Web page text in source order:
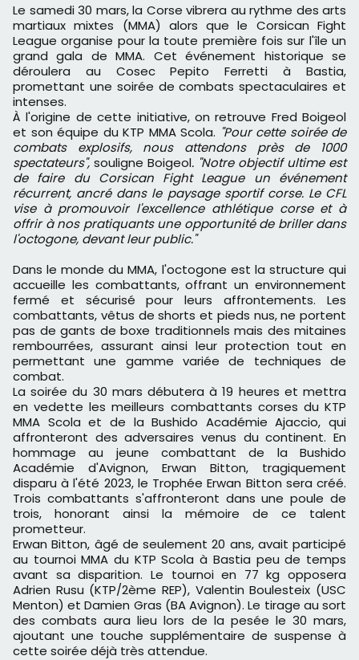
Le samedi 30 mars, la Corse vibrera au rythme des arts
martiaux mixtes (MMA) alors que le Corsican Fight
League organise pour la toute première fois sur l'île un
grand gala de MMA. Cet événement historique se
déroulera au Cosec Pepito Ferretti à Bastia,
promettant une soirée de combats spectaculaires et
intenses.
À l'origine de cette initiative, on retrouve Fred Boigeol
et son équipe du KTP MMA Scola. "Pour cette soirée de
combats explosifs, nous attendons près de 1000
spectateurs", souligne Boigeol. "Notre objectif ultime est
de faire du Corsican Fight League un événement
récurrent, ancré dans le paysage sportif corse. Le CFL
vise à promouvoir l'excellence athlétique corse et à
offrir à nos pratiquants une opportunité de briller dans
l'octogone, devant leur public."
Dans le monde du MMA, l'octogone est la structure qui
accueille les combattants, offrant un environnement
fermé et sécurisé pour leurs affrontements. Les
combattants, vêtus de shorts et pieds nus, ne portent
pas de gants de boxe traditionnels mais des mitaines
rembourrées, assurant ainsi leur protection tout en
permettant une gamme variée de techniques de
combat.
La soirée du 30 mars débutera à 19 heures et mettra
en vedette les meilleurs combattants corses du KTP
MMA Scola et de la Bushido Académie Ajaccio, qui
affronteront des adversaires venus du continent. En
hommage au jeune combattant de la Bushido
Académie d'Avignon, Erwan Bitton, tragiquement
disparu à l'été 2023, le Trophée Erwan Bitton sera créé.
Trois combattants s'affronteront dans une poule de
trois, honorant ainsi la mémoire de ce talent
prometteur.
Erwan Bitton, âgé de seulement 20 ans, avait participé
au tournoi MMA du KTP Scola à Bastia peu de temps
avant sa disparition. Le tournoi en 77 kg opposera
Adrien Rusu (KTP/2ème REP), Valentin Boulesteix (USC
Menton) et Damien Gras (BA Avignon). Le tirage au sort
des combats aura lieu lors de la pesée le 30 mars,
ajoutant une touche supplémentaire de suspense à
cette soirée déjà très attendue.